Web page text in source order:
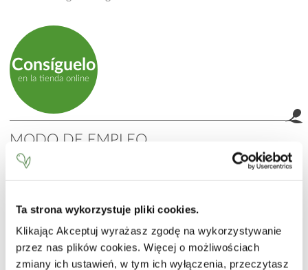
Ta strona wykorzystuje pliki cookies.
Klikając Akceptuj wyrażasz zgodę na wykorzystywanie
przez nas plików cookies. Więcej o możliwościach
zmiany ich ustawień, w tym ich wyłączenia, przeczytasz
Consíguelo
en la tienda online
MODO DE EMPLEO
Masajear suavemente sobre la piel y dejar hasta su total
INCI
Aqua (Water), C12-15 Alkyl Benzoate, Glycerin, Glyceryl
Stearate, PEG-100 Stearate, Dimethicone, Butyrospermum
Parkii (Shea) Butter, Canola Oil, Vegetable Collagen